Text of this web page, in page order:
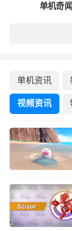
单机奇
单机资讯
视频资讯